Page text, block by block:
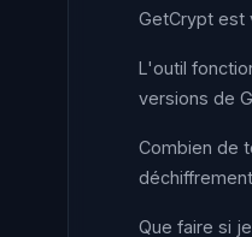
GetCrypt est
L'outil
versions de
Combien de
Que faire si